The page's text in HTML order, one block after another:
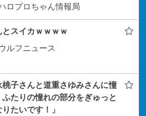
ロプロちゃん情報局
スイカｗｗｗｗ
ルフニュース
子さんと道重さゆみさんに憧
たりの憧れの部分をぎゅっと
たいです！」